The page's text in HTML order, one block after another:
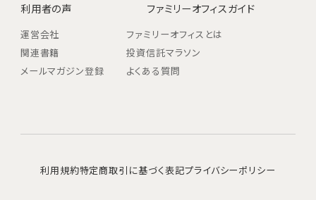
利用者の声
ファミリーオフィスガイド
運営会社
ファミリーオフィスとは
関連書籍
投資信託マラソン
メールマガジン登録
よくある質問
利用規約特定商取引に基づく表記プライバシーポリシー